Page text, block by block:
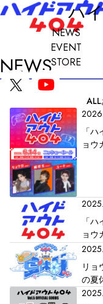
ハ
NEWS
EVENT
STORE
NEWS
ALL
「
ョウ
「
ョウ
リョ
の夏